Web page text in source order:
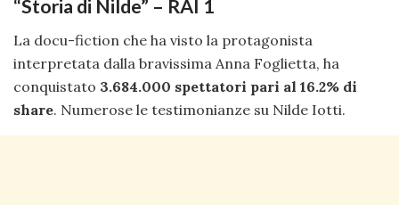
“Storia di Nilde” – RAI 1
La docu-fiction che ha visto la protagonista
interpretata dalla bravissima Anna Foglietta, ha
conquistato 3.684.000 spettatori pari al 16.2% di
share. Numerose le testimonianze su Nilde Iotti.